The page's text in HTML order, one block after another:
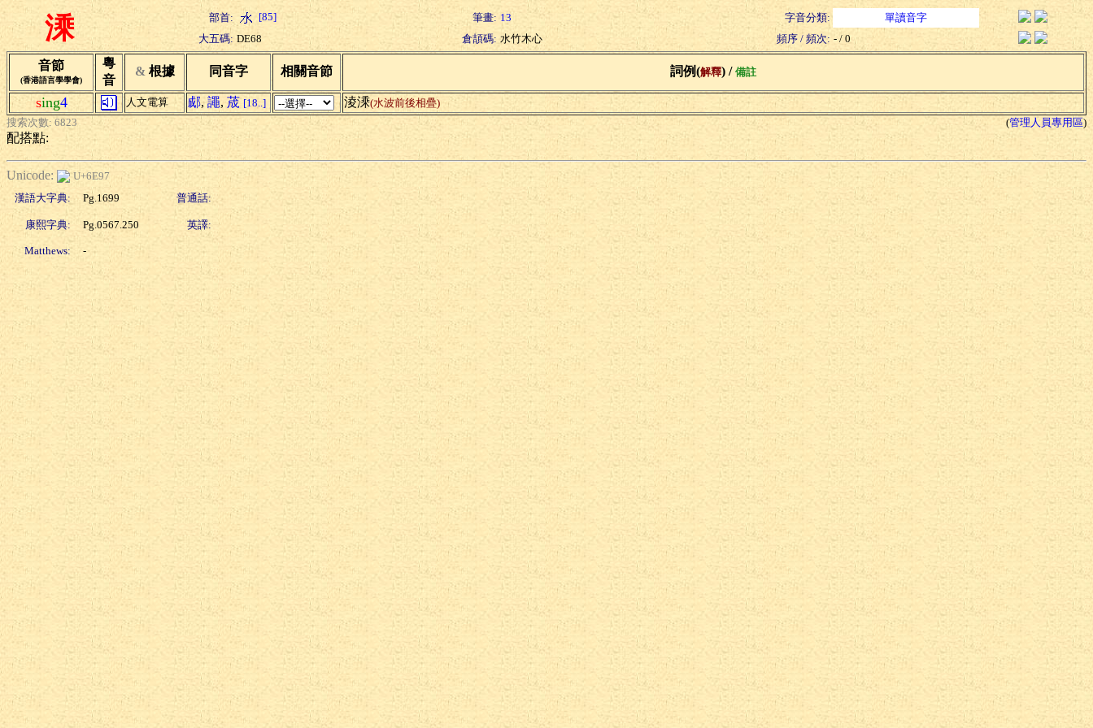
溗 部首: [85] 筆畫: 13 字音分類:
單讀音字
大五碼: DE68 倉頡碼: 水竹木心 頻序 / 頻次: - / 0
音節
(香港語言學學會)
粵
音
& 根據 同音字 相關音節 詞例(解釋) / 備註
sing4 人文電算 郕, 譝, 荿 [18..] 淩溗(水波前後相疊)
搜索次數: 6823
(管理人員專用區)
配搭點:
Unicode:
U+6E97
漢語大字典:
Pg.1699 普通話:
康熙字典: Pg.0567.250 英譯:
Matthews: -